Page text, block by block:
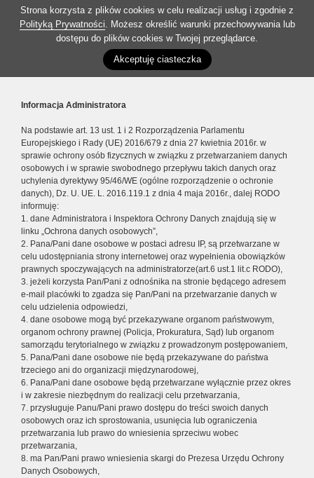
Strona korzysta z plików cookies w celu realizacji usług i zgodnie z
Polityką Prywatności. Możesz określić warunki przechowywania lub
dostępu do plików cookies w Twojej przeglądarce.
Akceptuję ciasteczka
Informacja Administratora
Na podstawie art. 13 ust. 1 i 2 Rozporządzenia Parlamentu
Europejskiego i Rady (UE) 2016/679 z dnia 27 kwietnia 2016r. w
sprawie ochrony osób fizycznych w związku z przetwarzaniem danych
osobowych i w sprawie swobodnego przepływu takich danych oraz
uchylenia dyrektywy 95/46/WE (ogólne rozporządzenie o ochronie
danych), Dz. U. UE. L. 2016.119.1 z dnia 4 maja 2016r., dalej RODO
informuję:
1. dane Administratora i Inspektora Ochrony Danych znajdują się w
linku „Ochrona danych osobowych”,
2. Pana/Pani dane osobowe w postaci adresu IP, są przetwarzane w
celu udostępniania strony internetowej oraz wypełnienia obowiązków
prawnych spoczywających na administratorze(art.6 ust.1 lit.c RODO),
3. jeżeli korzysta Pan/Pani z odnośnika na stronie będącego adresem
e-mail placówki to zgadza się Pan/Pani na przetwarzanie danych w
celu udzielenia odpowiedzi,
4. dane osobowe mogą być przekazywane organom państwowym,
organom ochrony prawnej (Policja, Prokuratura, Sąd) lub organom
samorządu terytorialnego w związku z prowadzonym postępowaniem,
5. Pana/Pani dane osobowe nie będą przekazywane do państwa
trzeciego ani do organizacji międzynarodowej,
6. Pana/Pani dane osobowe będą przetwarzane wyłącznie przez okres
i w zakresie niezbędnym do realizacji celu przetwarzania,
7. przysługuje Panu/Pani prawo dostępu do treści swoich danych
osobowych oraz ich sprostowania, usunięcia lub ograniczenia
przetwarzania lub prawo do wniesienia sprzeciwu wobec
przetwarzania,
8. ma Pan/Pani prawo wniesienia skargi do Prezesa Urzędu Ochrony
Danych Osobowych,